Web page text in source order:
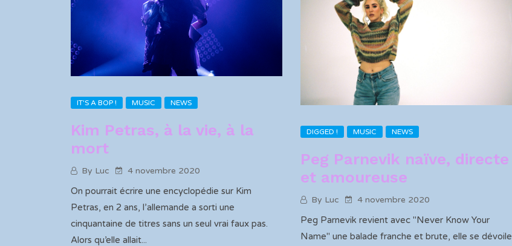
IT'S A BOP ! MUSIC NEWS
Kim Petras, à la vie, à la
mort
By Luc 4 novembre 2020
On pourrait écrire une encyclopédie sur Kim
Petras, en 2 ans, l’allemande a sorti une
cinquantaine de titres sans un seul vrai faux pas.
Alors qu’elle allait...
DIGGED ! MUSIC NEWS
Peg Parnevik naïve, directe
et amoureuse
By Luc 4 novembre 2020
Peg Parnevik revient avec "Never Know Your
Name" une balade franche et brute, elle se dévoile